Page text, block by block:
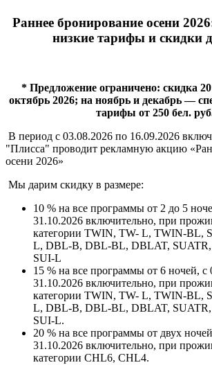
Раннее бронирование осени
низкие тарифы и скидки
* Предложение ограничено: скидка
октябрь 2026; на ноябрь и декабрь —
тарифы от 250 бел.
В период с 03.08.2026 по 16.09.2026
"Плисса" проводит рекламную акцию
осени 2026»
Мы дарим скидку в размере:
10 % на все программы от 2 до 5
31.10.2026 включительно, при
категории TWIN, TW- L, TWIN-BL,
L, DBL-B, DBL-BL, DBLAT,
SUI-L
15 % на все программы от 6 ночей, с
31.10.2026 включительно, при
категории TWIN, TW- L, TWIN-BL,
L, DBL-B, DBL-BL, DBLAT,
SUI-L.
20 % на все программы от двух
31.10.2026 включительно, при
категории CHL6, CHL4.